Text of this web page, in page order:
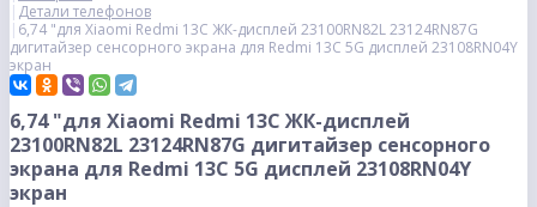
Детали телефонов
6,74 "для Xiaomi Redmi 13C ЖК-дисплей 23100RN82L 23124RN87G
дигитайзер сенсорного экрана для Redmi 13C 5G дисплей 23108RN04Y
экран
6,74 "для Xiaomi Redmi 13C ЖК-дисплей
23100RN82L 23124RN87G дигитайзер сенсорного
экрана для Redmi 13C 5G дисплей 23108RN04Y
экран